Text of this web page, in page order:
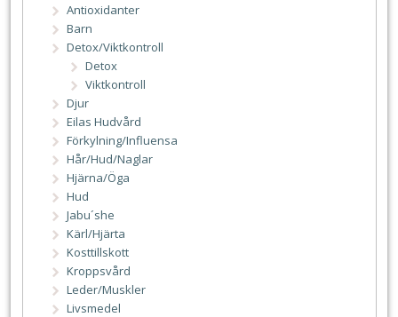
Antioxidanter
Barn
Detox/Viktkontroll
Detox
Viktkontroll
Djur
Eilas Hudvård
Förkylning/Influensa
Hår/Hud/Naglar
Hjärna/Öga
Hud
Jabu´she
Kärl/Hjärta
Kosttillskott
Kroppsvård
Leder/Muskler
Livsmedel